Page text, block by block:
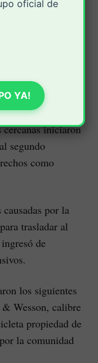
a informar al
persona
el presunto
segundo
de una
iniciaron
segundo
como
por la
trasladar al
de
los siguientes
Wesson, calibre
propiedad de
la comunidad
oficial de
YA!